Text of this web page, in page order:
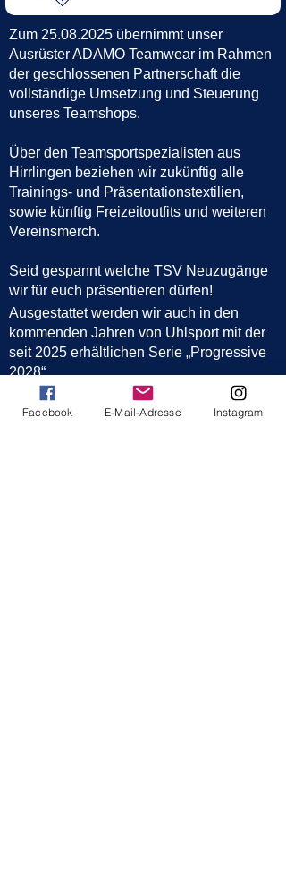
Zum 25.08.2025 übernimmt unser
Ausrüster ADAMO Teamwear im Rahmen
der geschlossenen Partnerschaft die
vollständige Umsetzung und Steuerung
unseres Teamshops.
Über den Teamsportspezialisten aus
Hirrlingen beziehen wir zukünftig alle
Trainings- und Präsentationstextilien,
sowie künftig Freizeitoutfits und weiteren
Vereinsmerch.
Seid gespannt welche TSV Neuzugänge
wir für euch präsentieren dürfen!
Ausgestattet werden wir auch in den
kommenden Jahren von Uhlsport mit der
seit 2025 erhältlichen Serie „Progressive
2028“.
Unser TEAMSHOP ist unter nachfolgenden
Facebook E-Mail-Adresse Instagram